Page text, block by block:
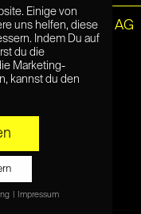
© Netzpiloten AG
Einige von
uns helfen, diese
Indem Du auf
du die
Marketing-
kannst du den
Impressum